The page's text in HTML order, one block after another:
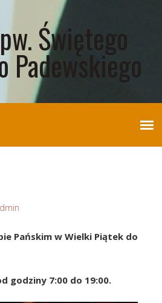
Świętego
Padewskiego
Pańskim w Wielki Piątek do
godziny 7:00 do 19:00.